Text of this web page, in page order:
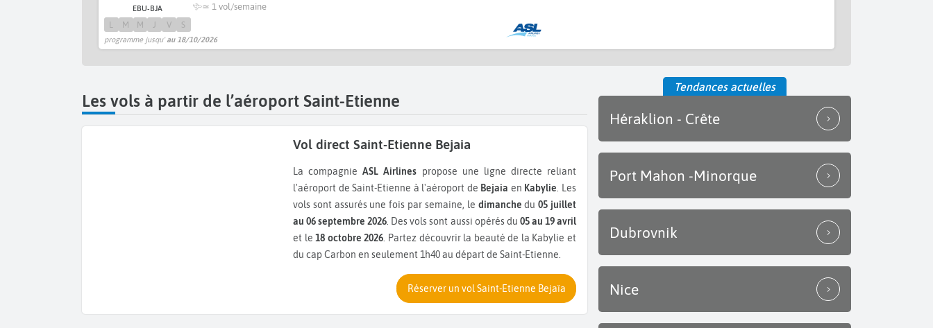
EBU-BJA ≃ 1 vol/semaine
programme jusqu'au 18/10/2026
L M M J V S
Les vols à partir de l’aéroport Saint-Etienne
Vol direct Saint-Etienne Bejaia
La compagnieASL Airlines propose une ligne directe reliant
l'aéroport de Saint-Etienne à l'aéroport de Bejaia en Kabylie . Les
vols sont assurés une fois par semaine, le dimanchedu 05 juillet
au 06 septembre 2026 . Des vols sont aussi opérés du 05 au 19 avril
et le18 octobre 2026 . Partez découvrir la beauté de la Kabylie et
du cap Carbon en seulement 1h40 au départ de Saint-Etienne.
Réserver un vol Saint-Etienne Bejaïa
Tendances actuelles
Héraklion - Crête
Port Mahon -Minorque
Dubrovnik
Nice